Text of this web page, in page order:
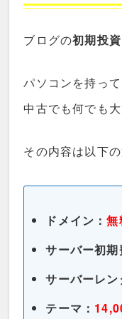
ブログの初期投
パソコンを持っ
中古でも何でも大
その内容は以下の
ドメイン：無
サーバー初
サーバーレン
テーマ：